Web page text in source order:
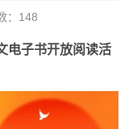
： 148
电子书开放阅读活